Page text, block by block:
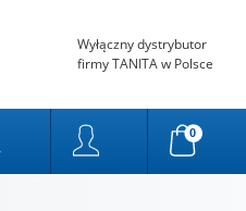
Wyłączny dystrybutor
firmy TANITA w Polsce
0